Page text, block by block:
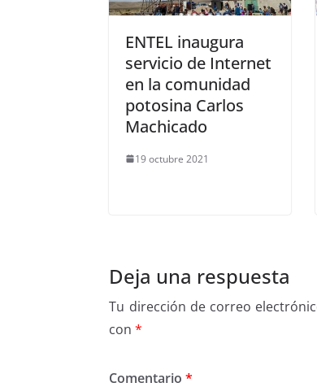
ENTEL inaugura
servicio de Internet
en la comunidad
potosina Carlos
Machicado
19 octubre 2021
Deja una respuesta
Tu dirección de correo
con*
Comentario*